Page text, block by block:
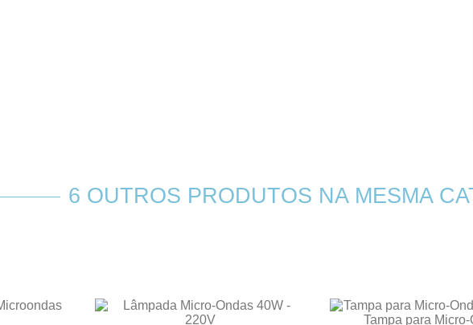
6 OUTROS PRODUTOS NA MESMA